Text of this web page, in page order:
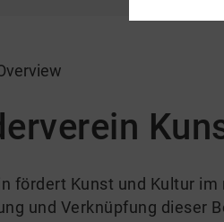
fördert Kunst und Kultur
und Verknüpfung dieser